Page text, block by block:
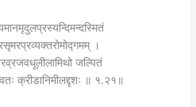
।
जल्पितं
क्रीडानिमीलद्दृशः ॥ १.२१॥